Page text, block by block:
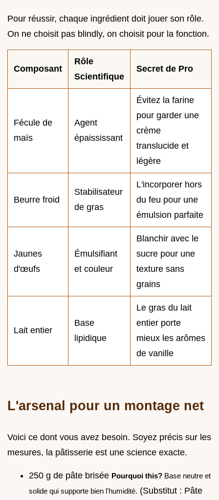
Pour réussir, chaque ingrédient doit jouer son rôle.
On ne choisit pas blindly, on choisit pour la fonction.
Composant
Rôle
Scientifique
Secret de Pro
Fécule de
maïs
Agent
épaississant
Évitez la farine
pour garder une
crème
translucide et
légère
Beurre froid
Stabilisateur
de gras
L'incorporer hors
du feu pour une
émulsion parfaite
Jaunes
d'œufs
Émulsifiant
et couleur
Blanchir avec le
sucre pour une
texture sans
grains
Lait entier
Base
lipidique
Le gras du lait
entier porte
mieux les arômes
de vanille
L'arsenal pour un montage net
Voici ce dont vous avez besoin. Soyez précis sur les
mesures, la pâtisserie est une science exacte.
250 g de pâte brisée Pourquoi this? Base neutre et
solide qui supporte bien l'humidité. (Substitut : Pâte